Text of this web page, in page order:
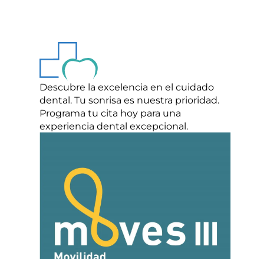
Descubre la excelencia en el cuidado
dental. Tu sonrisa es nuestra prioridad.
Programa tu cita hoy para una
experiencia dental excepcional.